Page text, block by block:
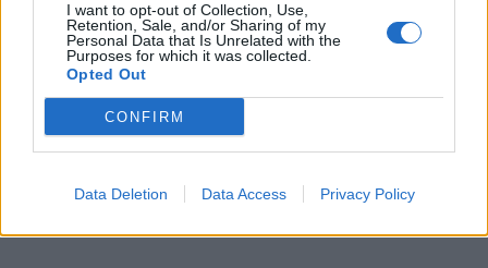
I want to opt-out of Collection, Use,
Retention, Sale, and/or Sharing of my
Personal Data that Is Unrelated with the
Purposes for which it was collected.
Opted Out
CONFIRM
Data Deletion Data Access Privacy Policy